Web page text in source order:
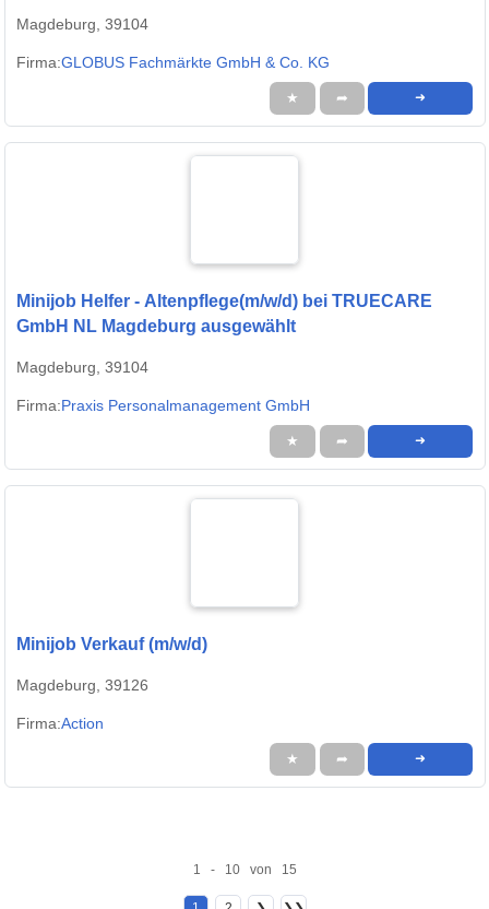
Magdeburg, 39104
Firma:GLOBUS Fachmärkte GmbH & Co. KG
★ ➦ ➜
Minijob Helfer - Altenpflege(m/w/d) bei TRUECARE
GmbH NL Magdeburg ausgewählt
Magdeburg, 39104
Firma:Praxis Personalmanagement GmbH
★ ➦ ➜
Minijob Verkauf (m/w/d)
Magdeburg, 39126
Firma:Action
★ ➦ ➜
1 - 10 von 15